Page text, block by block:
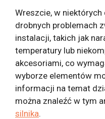
Wreszcie, w
drobnych problemach
instalacji, takich jak
temperatury lub
akcesoriami, co
wyborze elementów
informacji na temat
można znaleźć w tym
silnika.